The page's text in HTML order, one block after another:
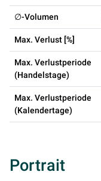
∅-Volumen
Max. Verlust [%]
Max. Verlustperiode
(Handelstage)
Max. Verlustperiode
(Kalendertage)
Portrait